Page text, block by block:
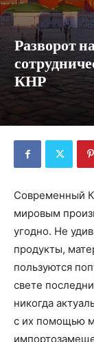
Разворот
КНР
Современный
мировым
угодно. Не
продукты,
пользуются
свете
никогда
с их помощью